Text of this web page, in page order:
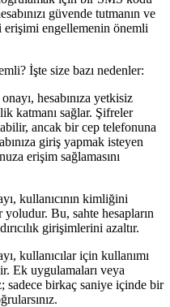
güvende tutmanın ve
erişimi engellemenin önemli
İşte size bazı nedenler:
hesabınıza yetkisiz
katmanı sağlar. Şifreler
ancak bir cep telefonuna
giriş yapmak isteyen
erişim sağlamasını
kullanıcının kimliğini
Bu, sahte hesapların
girişimlerini azaltır.
kullanıcılar için kullanımı
Ek uygulamaları veya
sadece birkaç saniye içinde bir